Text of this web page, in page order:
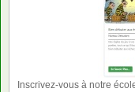
Inscrivez-vous à notre